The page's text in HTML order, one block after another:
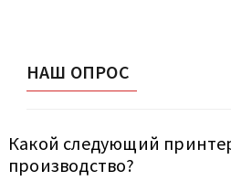
НАШ ОПРОС
Какой следующий
производство?